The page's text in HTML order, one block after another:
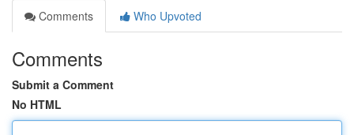
Comments
Who Upvoted
Comments
Submit a Comment
No HTML